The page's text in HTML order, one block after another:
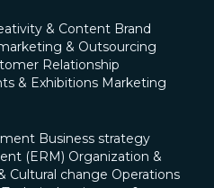
& Content Brand
& Outsourcing
Relationship
& Exhibitions Marketing
Business strategy
(ERM) Organization &
Cultural change Operations